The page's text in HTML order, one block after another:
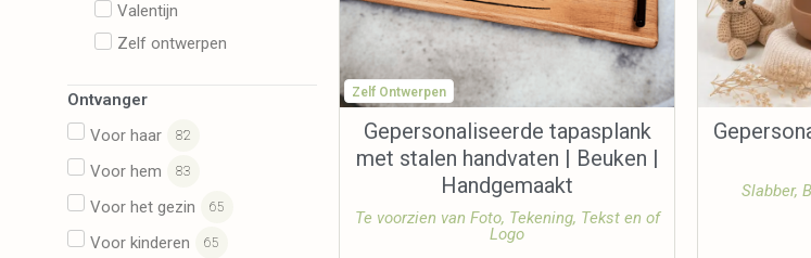
Valentijn
Zelf ontwerpen
Ontvanger
Voor haar
82
Voor hem 83
Voor het gezin 65
Voor kinderen 65
Zelf Ontwerpen
Gepersonaliseerde tapasplank
met stalen handvaten | Beuken |
Handgemaakt
Te voorzien van Foto, Tekening, Tekst en of
Logo
Slabber,